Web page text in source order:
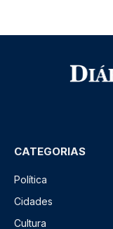
CATEGORIAS
Política
Cidades
Cultura